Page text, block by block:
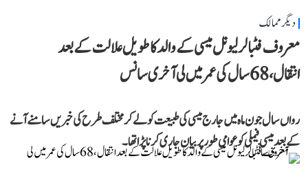
دیگر ممالک
معروف فٹبالر لیونل میسی کے والد کا طویل علالت کے بعد
انتقال، 68 سال کی عمر میں لی آخری سانس
رواں سال جون ماہ میں جارج میسی کی طبیعت کو لے کر مختلف طرح کی خبریں سامنے آنے
کے بعد میسی فیملی کو عوامی طور پر بیان جاری کرنا پڑا تھا۔